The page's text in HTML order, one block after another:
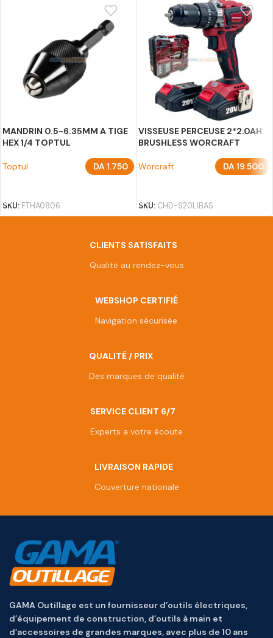
MANDRIN 0.5-6.35MM A TIGE
HEX 1/4 TOPTUL
Toptul DA1.750
SKU: FTHA0806
VISSEUSE PERCEUSE 2*2.0AH
BRUSHLESS WORCRAFT
Worcraft DA19.500
SKU: CHD-S20LIBAS
CLIENTS SATISFAITS
Qualité au rendez-vous
WEBSHOP CERTIFIÉ
Navigation sécurisée
QUALITÉ / PRIX
Des marques de qualité
SERVICE CLIENT 6/7
Experts a votre écoute
LIVRAISON RAPIDE
Couverture nationale
GAMA Outillage est un fournisseur d’outils électriques,
d’équipement de construction, d’outils à main et
d’accessoires de grandes marques, avec plus de 10 ans